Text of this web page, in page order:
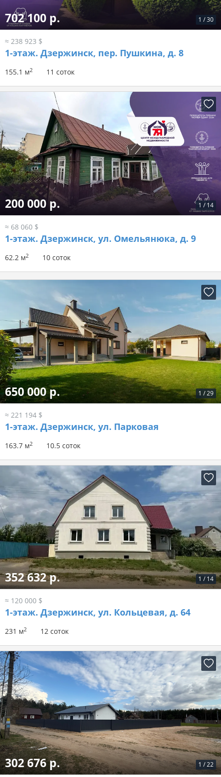
1 /30
702 100 р.
≈ 238 923 $
1-этаж. Дзержинск, пер. Пушкина, д. 8
155.1 м2 11 соток
1 / 14
200 000 р.
≈ 68 060 $
1-этаж. Дзержинск, ул. Омельянюка, д. 9
62.2 м2 10 соток
1 /29
650 000 р.
≈ 221 194 $
1-этаж. Дзержинск, ул. Парковая
163.7 м2 10.5 соток
1 / 14
352 632 р.
≈ 120 000 $
1-этаж. Дзержинск, ул. Кольцевая, д. 64
231 м2 12 соток
1 /22
302 676 р.